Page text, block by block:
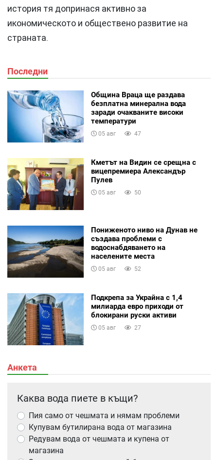
история тя допринася активно за
икономическото и обществено развитие на
страната.
Последни
Община Враца ще раздава
безплатна минерална вода
заради очакваните високи
температури
05 авг 47
Кметът на Видин се срещна с
вицепремиера Александър
Пулев
05 авг 50
Пониженото ниво на Дунав не
създава проблеми с
водоснабдяването на
населените места
05 авг 52
Подкрепа за Украйна с 1,4
милиарда евро приходи от
блокирани руски активи
05 авг 27
Анкета
Каква вода пиете в къщи?
Пия само от чешмата и нямам проблеми
Купувам бутилирана вода от магазина
Редувам вода от чешмата и купена от
магазина